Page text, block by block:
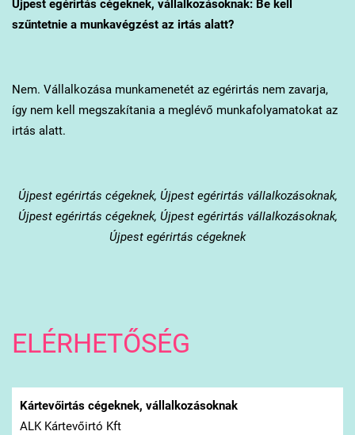
Újpestegérirtás cégeknek, vállalkozásoknak: Be kell
szűntetnie a munkavégzést az irtás alatt?
Nem. Vállalkozása munkamenetét az egérirtás nem zavarja,
így nem kell megszakítania a meglévő munkafolyamatokat az
irtás alatt.
Újpestegérirtás cégeknek, Újpest egérirtás vállalkozásoknak,
Újpest egérirtás cégeknek, Újpest egérirtás vállalkozásoknak,
Újpest egérirtás cégeknek
ELÉRHETŐSÉG
Kártevőirtás cégeknek, vállalkozásoknak
ALK Kártevőirtó Kft